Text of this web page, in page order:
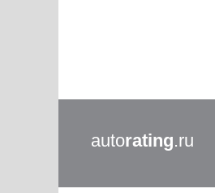
autorating.ru